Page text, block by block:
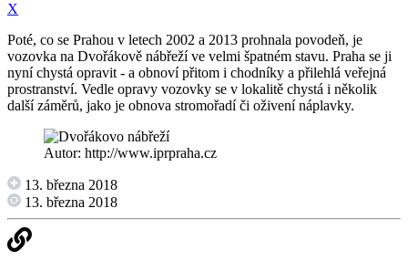
X
Poté, co se Prahou v letech 2002 a 2013 prohnala povodeň, je
vozovka na Dvořákově nábřeží ve velmi špatném stavu. Praha se ji
nyní chystá opravit - a obnoví přitom i chodníky a přilehlá veřejná
prostranství. Vedle opravy vozovky se v lokalitě chystá i několik
další záměrů, jako je obnova stromořadí či oživení náplavky.
Autor: http://www.iprpraha.cz
13. března 2018
13. března 2018